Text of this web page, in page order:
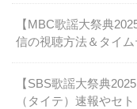
【MBC歌謡大祭典
信の視聴方法＆タイ
【SBS歌謡大祭典
（タイテ）速報やセ